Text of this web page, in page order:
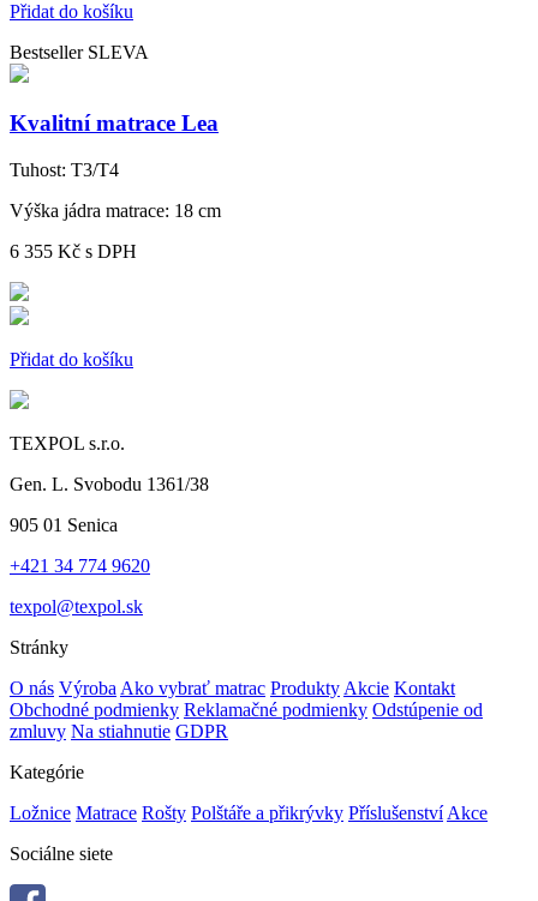
Přidat do košíku
Bestseller SLEVA
Kvalitní matrace Lea
Tuhost: T3/T4
Výška jádra matrace: 18 cm
6 355 Kč s DPH
Přidat do košíku
TEXPOL s.r.o.
Gen. L. Svobodu 1361/38
905 01 Senica
+421 34 774 9620
texpol@texpol.sk
Stránky
O nás Výroba Ako vybrať matrac Produkty Akcie Kontakt
Obchodné podmienky Reklamačné podmienky Odstúpenie od
zmluvy Na stiahnutie GDPR
Kategórie
Ložnice Matrace Rošty Polštáře a přikrývky Příslušenství Akce
Sociálne siete